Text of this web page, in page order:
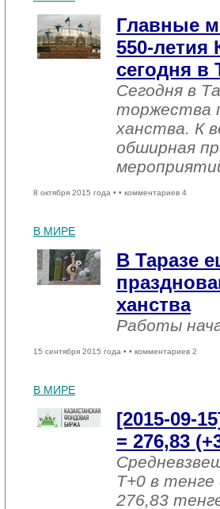
Главные
550-летия
сегодня в
Сегодня в
торжества
ханства. К
обширная
8 октября 2015 года • • комментариев 4
В МИРЕ
В Таразе
ханства
Работы
15 сентября 2015 года • • комментариев 2
В МИРЕ
[2015-09-
= 276,83
T+0 в
276,83